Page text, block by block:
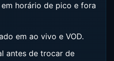
horário de pico e fora
em ao vivo e VOD.
antes de trocar de